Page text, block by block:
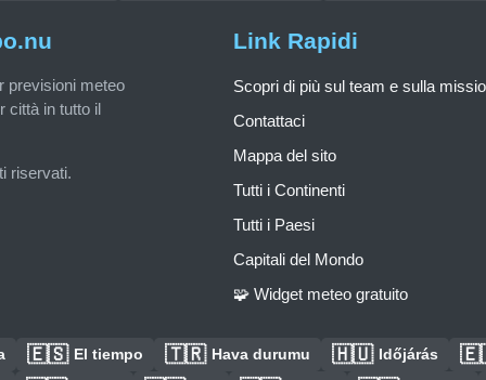
previsioni meteo
città in tutto il
riservati.
Link Rapidi
Scopri di più sul team e sulla
Contattaci
Mappa del sito
Tutti i Continenti
Tutti i Paesi
Capitali del Mondo
🧩 Widget meteo gratuito
🇪🇸 El tiempo 🇹🇷 Hava durumu 🇭🇺 Időjárás